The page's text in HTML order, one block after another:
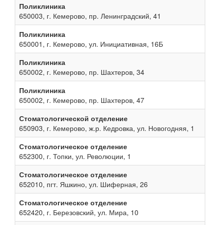
Поликлиника
650003, г. Кемерово, пр. Ленинградский, 41
Поликлиника
650001, г. Кемерово, ул. Инициативная, 16Б
Поликлиника
650002, г. Кемерово, пр. Шахтеров, 34
Поликлиника
650002, г. Кемерово, пр. Шахтеров, 47
Стоматологической отделение
650903, г. Кемерово, ж.р. Кедровка, ул. Новогодняя, 1
Стоматологическое отделение
652300, г. Топки, ул. Революции, 1
Стоматологическое отделение
652010, пгт. Яшкино, ул. Шиферная, 26
Стоматологическое отделение
652420, г. Березовский, ул. Мира, 10